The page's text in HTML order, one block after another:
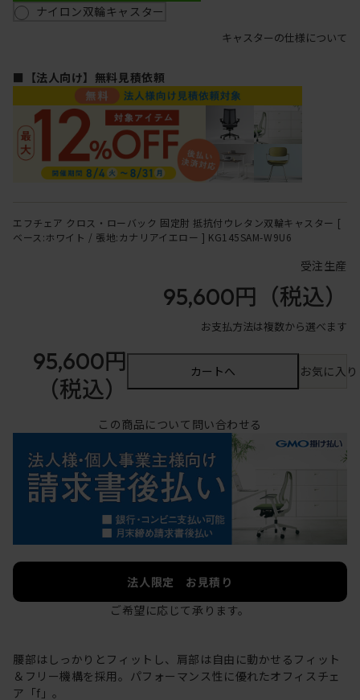
ナイロン双輪キャスター
キャスターの仕様について
■【法人向け】無料見積依頼
エフチェア クロス・ローバック 固定肘 抵抗付ウレタン双輪キャスター [
ベース:ホワイト / 張地:カナリアイエロー ] KG145SAM-W9U6
受注生産
95,600円 （税込）
お支払方法は複数から選べます
95,600円
（税込）
カートへ お気に入
この商品について問い合わせる
法人限定 お見積り
ご希望に応じて承ります。
腰部はしっかりとフィットし、肩部は自由に動かせるフィット
＆フリー機構を採用。パフォーマンス性に優れたオフィスチェ
ア「f」。